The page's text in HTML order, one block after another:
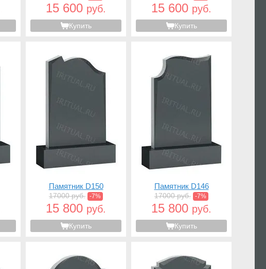
15 600 руб.
Купить
15 600 руб.
Купить
Памятник D150
17000 руб. -7%
15 800 руб.
Купить
Памятник D146
17000 руб. -7%
15 800 руб.
Купить